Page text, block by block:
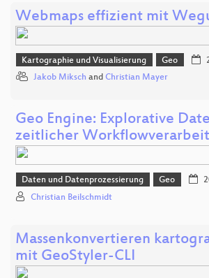
Webmaps effizient mit
Kartographie und Visualisierung Geo
Jakob Miksch and Christian Mayer
Geo Engine: Explorative
zeitlicher
Daten und Datenprozessierung Geo
Christian Beilschmidt
Massenkonvertieren
mit GeoStyler-CLI